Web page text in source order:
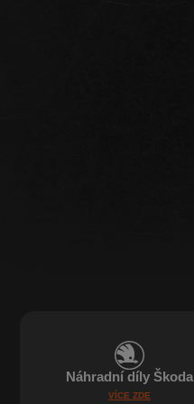
Náhradní díly Škoda
VÍCE ZDE